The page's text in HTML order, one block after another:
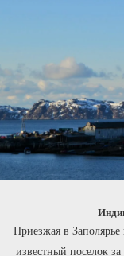
Приезжая в
известный поселок